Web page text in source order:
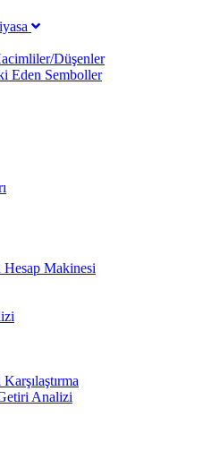
Düşenler
Eden Semboller
Hesap Makinesi
Analizi